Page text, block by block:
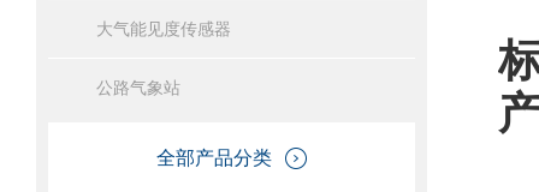
大气能见度传感器
公路气象站
全部产品分类